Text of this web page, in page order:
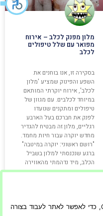
מלון מפנק לכלב – אירוח
מפואר עם שלל טיפולים
לכלב
בסקירה זו, אנו בוחנים את
השפע והפינוק שמציע 'מלון
לכלב', אירוח יוקרתי המותאם
במיוחד לכלבים. עם מגוון של
טיפולים ומתקנים שנועדו
לפנק את חברכם בעל הארבע
רגליים, מלון זה מבטיח להגדיר
מחדש יוקרה עבור חיות מחמד.
"רושם ראשוני: יוקרה במיטבה"
ברגע שנכנסתי למלון בשביל
הכלב, מיד נדהמתי מהאווירה
היוקרתית שאפפה
קרא עוד »
באתר זה אנו משתמשים בקבצי Cookies, כדי לאפשר לאתר לעבוד בצורה